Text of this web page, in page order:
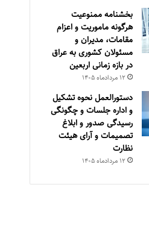
بخشنامه ممنوعیت
هرگونه ماموریت و اعزام
مقامات، مدیران و
مسئولان کشوری به عراق
در بازه زمانی اربعین
۱۲ مرداد‌ماه ۱۴۰۵
دستورالعمل نحوه تشکیل
و اداره جلسات و چگونگی
رسیدگی صدور و ‏ابلاغ
تصمیمات و‎ ‎آرای هیئت
نظارت
۱۲ مرداد‌ماه ۱۴۰۵